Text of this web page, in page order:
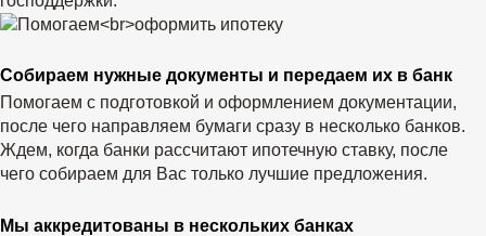
Собираем нужные документы и передаем их в банк
Помогаем с подготовкой и оформлением документации,
после чего направляем бумаги сразу в несколько банков.
Ждем, когда банки рассчитают ипотечную ставку, после
чего собираем для Вас только лучшие предложения.
Мы аккредитованы в нескольких банках